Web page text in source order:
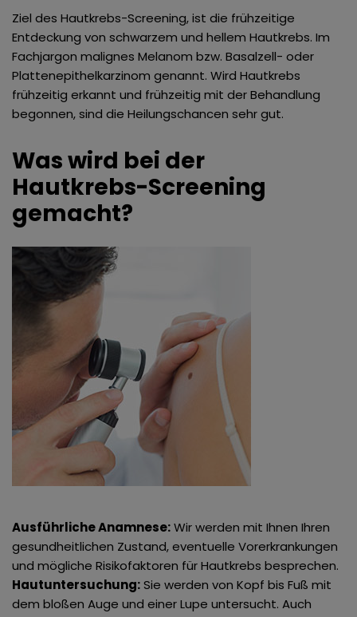
Ziel des Hautkrebs-Screening, ist die frühzeitige
Entdeckung von schwarzem und hellem Hautkrebs. Im
Fachjargon malignes Melanom bzw. Basalzell- oder
Plattenepithelkarzinom genannt. Wird Hautkrebs
frühzeitig erkannt und frühzeitig mit der Behandlung
begonnen, sind die Heilungschancen sehr gut.
Was wird bei der
Hautkrebs-Screening
gemacht?
Ausführliche Anamnese:Wir werden mit Ihnen Ihren
gesundheitlichen Zustand, eventuelle Vorerkrankungen
und mögliche Risikofaktoren für Hautkrebs besprechen.
Hautuntersuchung:Sie werden von Kopf bis Fuß mit
dem bloßen Auge und einer Lupe untersucht. Auch
Micro Needling Therapie bei Akne Narben
Subzision zur Narbenbehandlung
Wire Skalpell®
Besenreiser Verödung
Lipodystrophie
Ästhetische Laser Behandlung
Fadenlifting
PRP – Platelet Rich Plasma Therapie
Ohrläppchen Korrektur
TCA Peeling
Fruchtsäure Peeling
Nofretete Lift
Hylase® oder Hyaluronidase
Kristall Kortison zur Nasen Verschmälerung
Mesotherapie
Plasma Pen Behandlung – Skin Tightening
Xanthelasmen per Laser entfernen
Carboxytherapie
Polynukleotide Behandlung